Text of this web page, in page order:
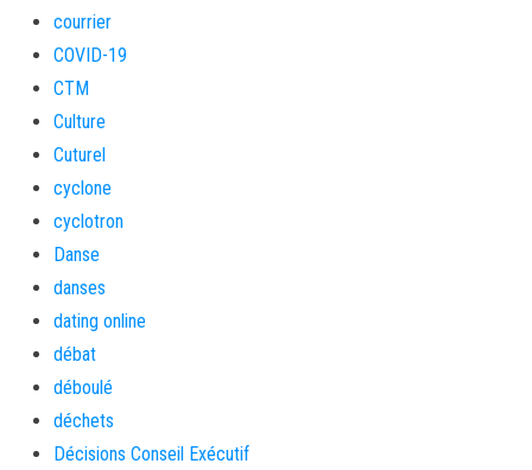
courrier
COVID-19
CTM
Culture
Cuturel
cyclone
cyclotron
Danse
danses
dating online
débat
déboulé
déchets
Décisions Conseil Exécutif